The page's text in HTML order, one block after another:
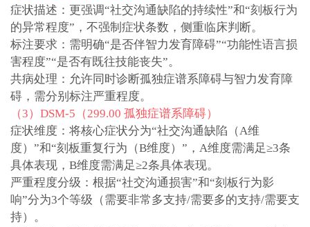
症状描述：更强调“社交沟通缺陷的持续性”和“刻板行为
的异常程度”，不强制症状条数，侧重临床判断。
标注要求：需明确“是否伴智力发育障碍”“功能性语言损
害程度”“是否有既往技能丧失”。
共病处理：允许同时诊断孤独症谱系障碍与智力发育障
碍，需分别标注严重程度。
（3）DSM-5（299.00 孤独症谱系障碍）
症状维度：将核心症状分为“社交沟通缺陷（A维
度）”和“刻板重复行为（B维度）”，A维度需满足≥3条
具体表现，B维度需满足≥2条具体表现。
严重程度分级：根据“社交沟通损害”和“刻板行为影
响”分为3个等级（需要非常多支持/需要多的支持/需要支
持）。